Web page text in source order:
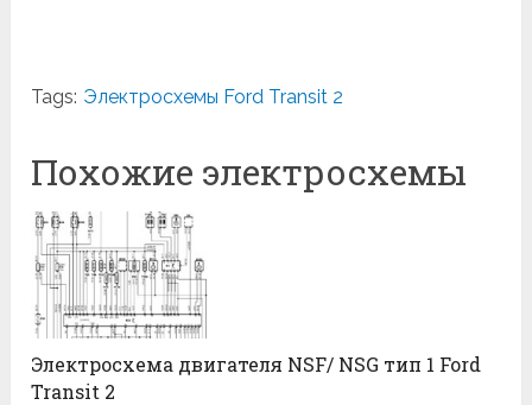
Tags: Электросхемы Ford Transit 2
Похожие электросхемы
Электросхема двигателя NSF/ NSG тип 1 Ford
Transit 2